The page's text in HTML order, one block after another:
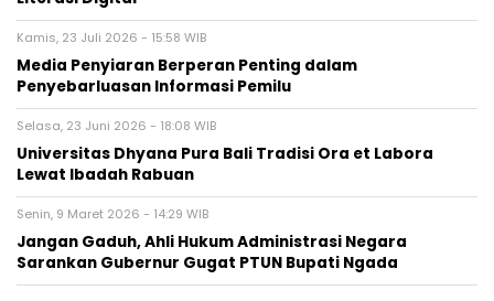
Kamis, 23 Juli 2026 - 15:58 WIB
Media Penyiaran Berperan Penting dalam
Penyebarluasan Informasi Pemilu
Selasa, 23 Juni 2026 - 18:08 WIB
Universitas Dhyana Pura Bali Tradisi Ora et Labora
Lewat Ibadah Rabuan
Senin, 9 Maret 2026 - 14:29 WIB
Jangan Gaduh, Ahli Hukum Administrasi Negara
Sarankan Gubernur Gugat PTUN Bupati Ngada